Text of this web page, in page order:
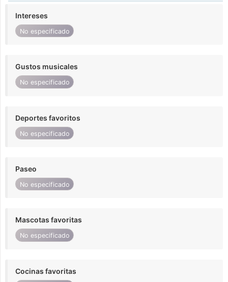
Intereses
No especificado
Gustos musicales
No especificado
Deportes favoritos
No especificado
Paseo
No especificado
Mascotas favoritas
No especificado
Cocinas favoritas